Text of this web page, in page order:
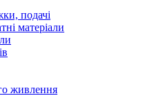
подачі
матеріали
живлення